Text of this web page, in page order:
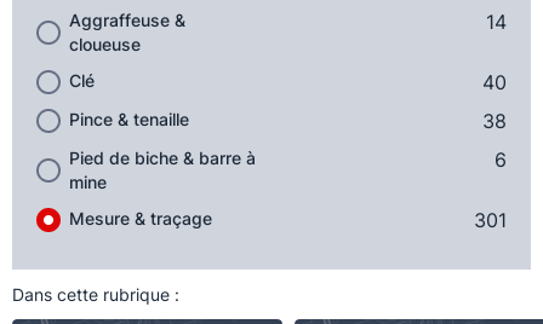
Aggraffeuse &
cloueuse
14
Clé 40
Pince & tenaille 38
Pied de biche & barre à
mine
6
Mesure & traçage 301
Dans cette rubrique :